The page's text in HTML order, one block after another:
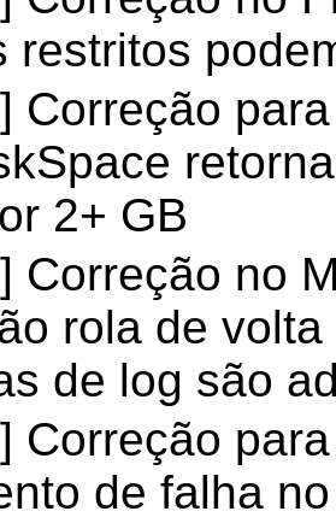
restritos
Correção
2+ GB
Correção no
rola de
de log são
Correção
de falha